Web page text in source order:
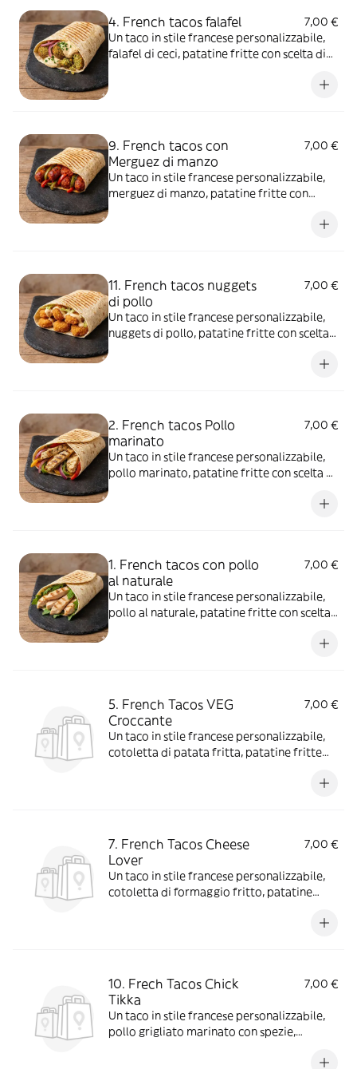
4. French tacos falafel
7,00 €
Un taco in stile francese personalizzabile,
falafel di ceci, patatine fritte con scelta di
9. French tacos con
Merguez di manzo
7,00 €
Un taco in stile francese personalizzabile,
merguez di manzo, patatine fritte con
11. French tacos nuggets
di pollo
7,00 €
Un taco in stile francese personalizzabile,
nuggets di pollo, patatine fritte con scelta
2. French tacos Pollo
marinato
7,00 €
Un taco in stile francese personalizzabile,
pollo marinato, patatine fritte con scelta di
1. French tacos con pollo
al naturale
7,00 €
Un taco in stile francese personalizzabile,
pollo al naturale, patatine fritte con scelta
5. French Tacos VEG
Croccante
7,00 €
Un taco in stile francese personalizzabile,
cotoletta di patata fritta, patatine fritte
7. French Tacos Cheese
Lover
7,00 €
Un taco in stile francese personalizzabile,
cotoletta di formaggio fritto, patatine
10. Frech Tacos Chick
Tikka
7,00 €
Un taco in stile francese personalizzabile,
pollo grigliato marinato con spezie,